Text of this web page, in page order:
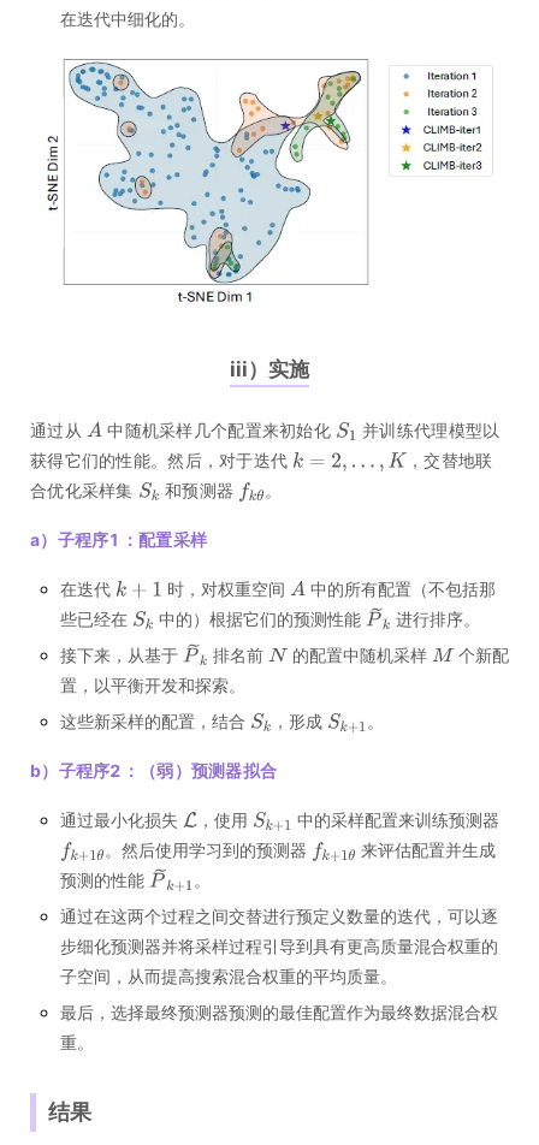
在迭代中细化的。
iii）实施
通过从 中随机采样几个配置来初始化
并训练代理模型以
获得它们的性能。然后，对于迭代
，交替地联
合优化采样集
和预测器 。
a）子程序1：配置采样
在迭代 时，对权重空间
中的所有配置（不包括那
些已经在
中的）根据它们的预测性能
进行排序。
接下来，从基于
排名前 的配置中随机采样
个新配
置，以平衡开发和探索。
这些新采样的配置，结合
，形成 。
b）子程序2：（弱）预测器拟合
通过最小化损失 ，使用
中的采样配置来训练预测器
。然后使用学习到的预测器
来评估配置并生成
预测的性能
。
通过在这两个过程之间交替进行预定义数量的迭代，可以逐
步细化预测器并将采样过程引导到具有更高质量混合权重的
子空间，从而提高搜索混合权重的平均质量。
最后，选择最终预测器预测的最佳配置作为最终数据混合权
重。
结果